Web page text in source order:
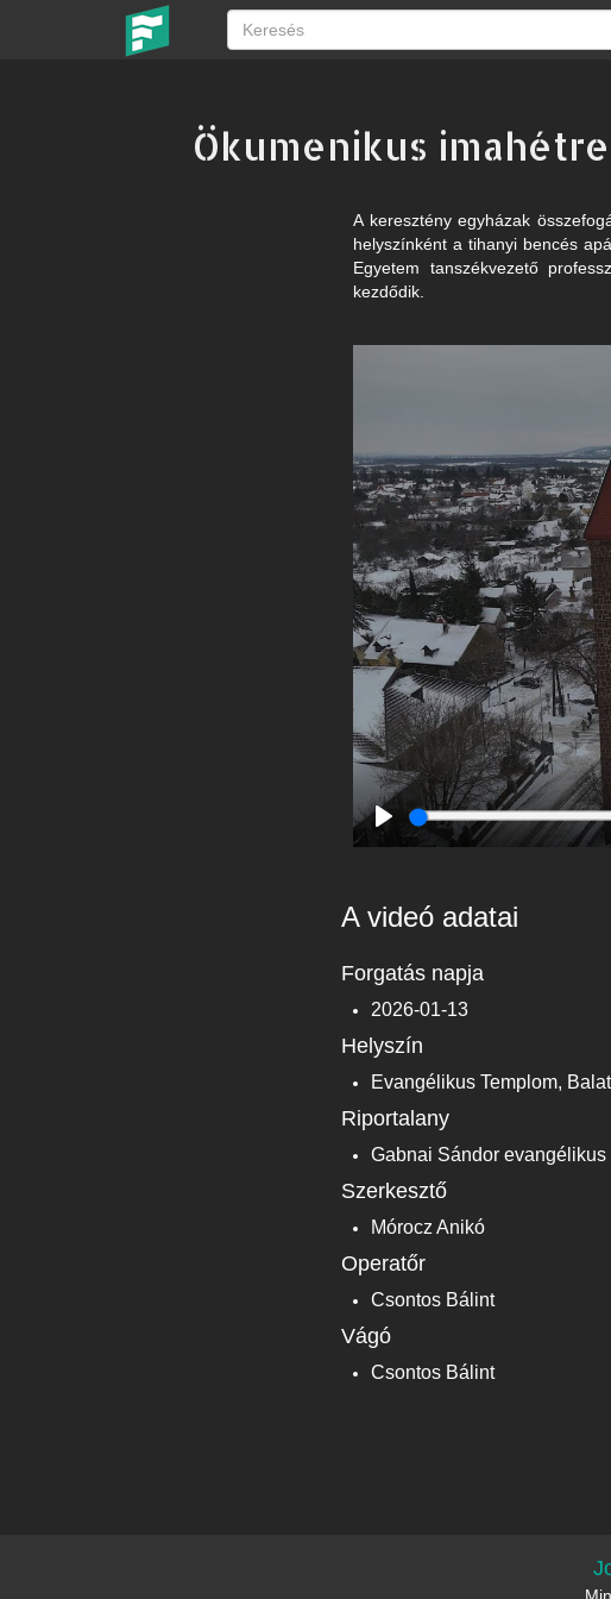
Ökumenikus
A keresztény egyházak
helyszínként a tihanyi bencés
Egyetem tanszékvezető
kezdődik.
Play
A videó adatai
Forgatás napja
2026-01-13
Helyszín
Evangélikus Templom,
Riportalany
Gabnai Sándor evangélikus
Szerkesztő
Mórocz Anikó
Operatőr
Csontos Bálint
Vágó
Csontos Bálint